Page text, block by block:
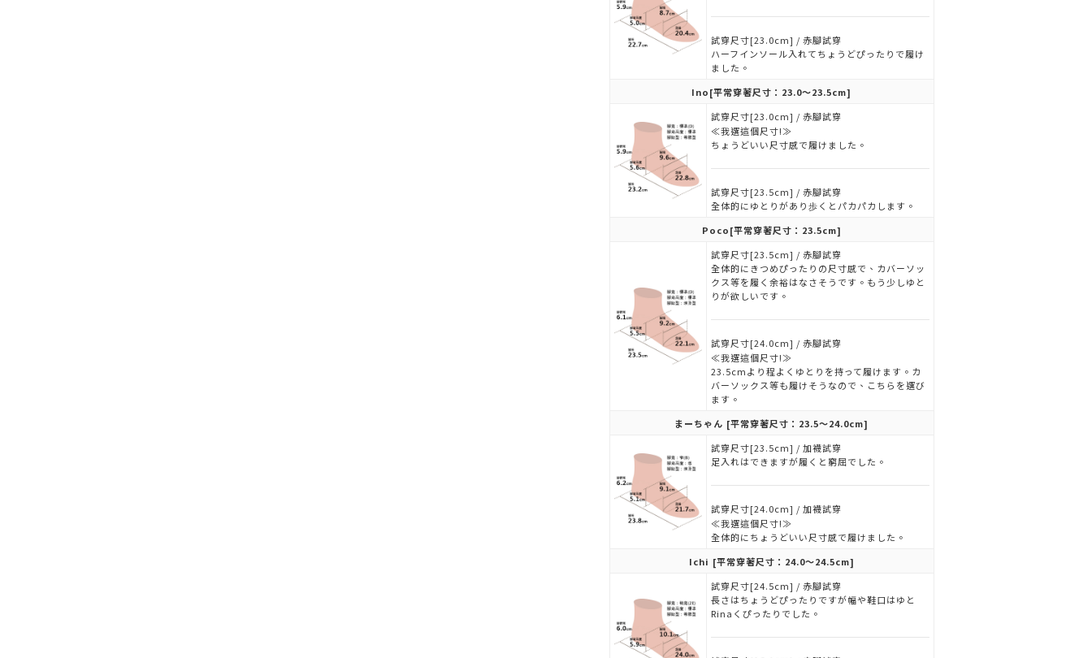
試穿尺寸[23.0cm] / 赤腳試穿
ハーフインソール入れてちょうどぴったりで履け
ました。
Ino[平常穿著尺寸：23.0～23.5cm]
試穿尺寸[23.0cm] / 赤腳試穿
≪我選這個尺寸!≫
ちょうどいい尺寸感で履けました。
試穿尺寸[23.5cm] / 赤腳試穿
全体的にゆとりがあり歩くとパカパカします。
Poco[平常穿著尺寸：23.5cm]
試穿尺寸[23.5cm] / 赤腳試穿
全体的にきつめぴったりの尺寸感で、カバーソッ
クス等を履く余裕はなさそうです。もう少しゆと
りが欲しいです。
試穿尺寸[24.0cm] / 赤腳試穿
≪我選這個尺寸!≫
23.5cmより程よくゆとりを持って履けます。カ
バーソックス等も履けそうなので、こちらを選び
ます。
まーちゃん [平常穿著尺寸：23.5～24.0cm]
試穿尺寸[23.5cm] / 加襪試穿
足入れはできますが履くと窮屈でした。
試穿尺寸[24.0cm] / 加襪試穿
≪我選這個尺寸!≫
全体的にちょうどいい尺寸感で履けました。
Ichi [平常穿著尺寸：24.0～24.5cm]
試穿尺寸[24.5cm] / 赤腳試穿
長さはちょうどぴったりですが幅や鞋口はゆと
Rinaくぴったりでした。